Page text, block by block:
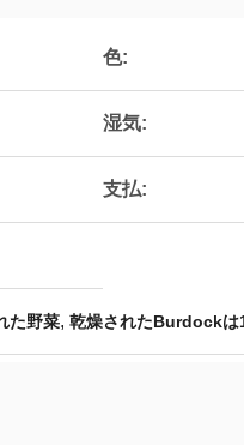
色:
湿気:
支払:
た野菜, 乾燥されたBurdockは